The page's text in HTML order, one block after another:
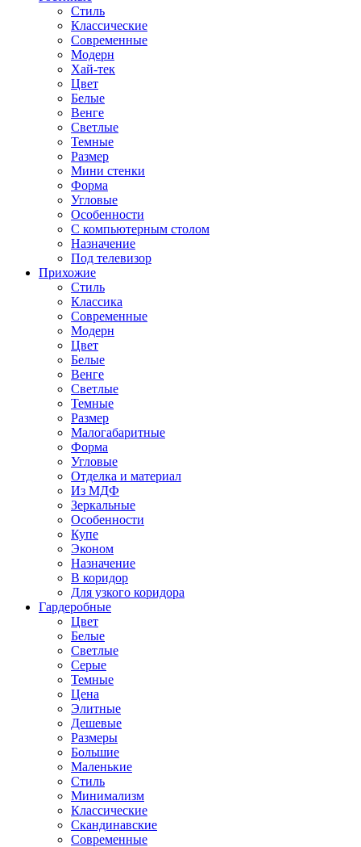
Стиль
Классические
Современные
Модерн
Хай-тек
Цвет
Белые
Венге
Светлые
Темные
Размер
Мини стенки
Форма
Угловые
Особенности
С компьютерным столом
Назначение
Под телевизор
Прихожие
Стиль
Классика
Современные
Модерн
Цвет
Белые
Венге
Светлые
Темные
Размер
Малогабаритные
Форма
Угловые
Отделка и материал
Из МДФ
Зеркальные
Особенности
Купе
Эконом
Назначение
В коридор
Для узкого коридора
Гардеробные
Цвет
Белые
Светлые
Серые
Темные
Цена
Элитные
Дешевые
Размеры
Большие
Маленькие
Стиль
Минимализм
Классические
Скандинавские
Современные